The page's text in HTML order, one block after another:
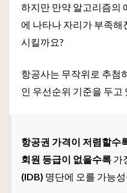
하지만 만약 알고리즘의
에 나타나 자리가 부족해
시킬까요?
항공사는 무작위로 추첨
인 우선순위 기준을 두고
항공권 가격이 저렴할수
회원 등급이 없을수록 가
(IDB) 명단에 오를 가능